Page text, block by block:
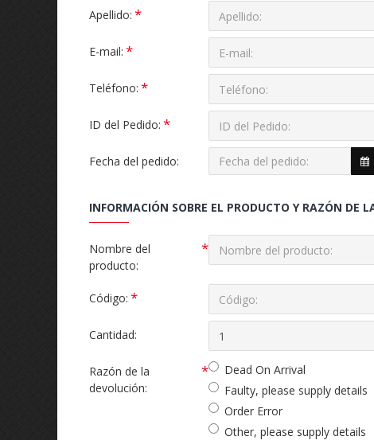
Apellido:
E-mail:
Teléfono:
ID del Pedido:
Fecha del pedido:
INFORMACIÓN SOBRE EL PRODUCTO Y RAZÓN DE
Nombre del
producto:
Código:
Cantidad:
Razón de la
devolución:
Dead On Arrival
Faulty, please supply details
Order Error
Other, please supply details